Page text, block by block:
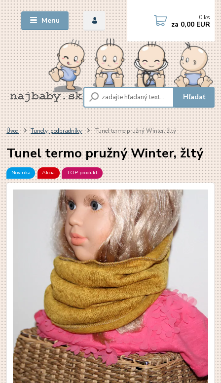
Menu
Hľadať
0 ks
za 0,00 EUR
Úvod Tunely, podbradníky Tunel termo pružný Winter, žltý
Tunel termo pružný Winter, žltý
Novinka Akcia TOP produkt